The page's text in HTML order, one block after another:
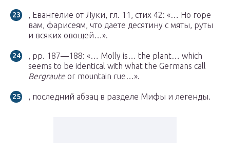
, Евангелие от Луки, гл. 11, стих 42: «… Но горе
вам, фарисеям, что даете десятину с мяты, руты
и всяких овощей…».
, pp. 187—188: «… Molly is… the plant… which
seems to be identical with what the Germans call
Bergrauteor mountain rue…».
, последний абзац в разделе Мифы и легенды.